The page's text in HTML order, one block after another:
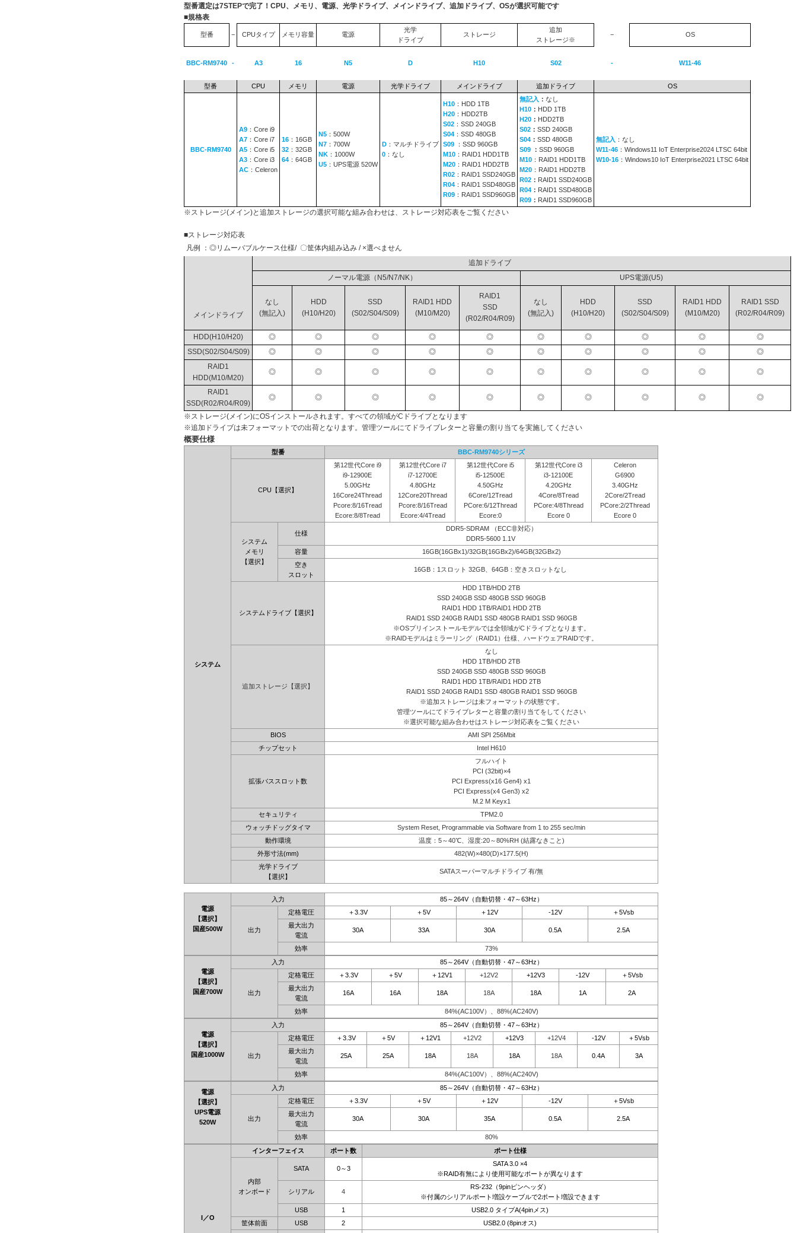
型番選定は7STEPで完了！CPU、メモリ、電源、光学ドライブ、メインドライブ、追加ドライブ、OSが選択可能です
■規格表
型番 − CPUタイプ メモリ容量 電源
光学
ドライブ
ストレージ
追加
ストレージ※
− OS
BBC-RM9740 - A3 16 N5 D H10 S02 - W11-46
型番 CPU メモリ 電源 光学ドライブ メインドライブ 追加ドライブ OS
BBC-RM9740
A9 ：Core i9
A7 ：Core i7
A5 ：Core i5
A3 ：Core i3
AC ：Celeron
16 ：16GB
32 ：32GB
64 ：64GB
N5 ：500W
N7 ：700W
NK ：1000W
U5 ：UPS電源 520W
D ：マルチドライブ
0 ：なし
H10 ：HDD 1TB
H20 ：HDD2TB
S02 ：SSD 240GB
S04 ：SSD 480GB
S09
：SSD 960GB
M10 ：RAID1 HDD1TB
M20 ：RAID1 HDD2TB
R02 ：RAID1 SSD240GB
R04 ：RAID1 SSD480GB
R09 ：RAID1 SSD960GB
無記入 ： なし
H10 ： HDD 1TB
H20 ： HDD2TB
S02 ： SSD 240GB
S04 ： SSD 480GB
S09
： SSD 960GB
M10 ：RAID1 HDD1TB
M20 ：RAID1 HDD2TB
R02 ： RAID1 SSD240GB
R04 ： RAID1 SSD480GB
R09 ： RAID1 SSD960GB
無記入 ：なし
W11-46 ：Windows11 IoT Enterprise2024 LTSC 64bit
W10-16 ：Windows10 IoT Enterprise2021 LTSC 64bit
※ストレージ(メイン)と追加ストレージの選択可能な組み合わせは、ストレージ対応表をご覧ください
■ストレージ対応表
凡例 ：◎リムーバブルケース仕様/ 〇筐体内組み込み / ×選べません
メインドライブ
追加ドライブ
ノーマル電源（N5/N7/NK）
UPS電源(U5)
なし
(無記入)
HDD
(H10/H20)
SSD
(S02/S04/S09)
RAID1 HDD
(M10/M20)
RAID1
SSD
(R02/R04/R09)
なし
(無記入)
HDD
(H10/H20)
SSD
(S02/S04/S09)
RAID1 HDD
(M10/M20)
RAID1 SSD
(R02/R04/R09)
HDD(H10/H20) ◎ ◎ ◎ ◎ ◎ ◎ ◎ ◎ ◎
◎
SSD(S02/S04/S09)
◎ ◎ ◎ ◎ ◎ ◎ ◎ ◎ ◎
◎
RAID1
HDD(M10/M20)
◎ ◎ ◎ ◎ ◎ ◎ ◎ ◎ ◎ ◎
RAID1
SSD(R02/R04/R09)
◎ ◎ ◎ ◎ ◎ ◎ ◎ ◎ ◎ ◎
※ストレージ(メイン)にOSインストールされます。すべての領域がCドライブとなります
※追加ドライブは未フォーマットでの出荷となります。管理ツールにてドライブレターと容量の割り当てを実施してください
概要仕様
システム
型番 BBC-RM9740シリーズ
CPU【選択】
第12世代Core i9
i9-12900E
5.00GHz
16Core24Thread
Pcore:8/16Tread
Ecore:8/8Tread
第12世代Core i7
i7-12700E
4.80GHz
12Core20Thread
Pcore:8/16Tread
Ecore:4/4Tread
第12世代Core i5
i5-12500E
4.50GHz
6Core/12Tread
PCore:6/12Thread
Ecore:0
第12世代Core i3
i3-12100E
4.20GHz
4Core/8Tread
PCore:4/8Thread
Ecore 0
Celeron
G6900
3.40GHz
2Core/2Tread
PCore:2/2Thread
Ecore 0
システム
メモリ
【選択】
仕様
DDR5-SDRAM （ECC非対応）
DDR5-5600 1.1V
容量
16GB(16GBx1)/32GB(16GBx2)/64GB(32GBx2)
空き
スロット
16GB：1スロット 32GB、64GB：空きスロットなし
システムドライブ【選択】
HDD 1TB/HDD 2TB
SSD 240GB SSD 480GB SSD 960GB
RAID1 HDD 1TB/RAID1 HDD 2TB
RAID1 SSD 240GB RAID1 SSD 480GB RAID1 SSD 960GB
※OSプリインストールモデルでは全領域がCドライブとなります。
※RAIDモデルはミラーリング（RAID1）仕様、ハードウェアRAIDです。
追加ストレージ【選択】
なし
HDD 1TB/HDD 2TB
SSD 240GB SSD 480GB SSD 960GB
RAID1 HDD 1TB/RAID1 HDD 2TB
RAID1 SSD 240GB RAID1 SSD 480GB RAID1 SSD 960GB
※追加ストレージは未フォーマットの状態です。
管理ツールにてドライブレターと容量の割り当てをしてください
※選択可能な組み合わせはストレージ対応表をご覧ください
BIOS
AMI SPI 256Mbit
チップセット
Intel H610
拡張バススロット数
フルハイト
PCI (32bit)×4
PCI Express(x16 Gen4) x1
PCI Express(x4 Gen3) x2
M.2 M Keyx1
セキュリティ
TPM2.0
ウォッチドッグタイマ
System Reset, Programmable via Software from 1 to 255 sec/min
動作環境
温度：5～40℃、湿度:20～80%RH (結露なきこと)
外形寸法(mm)
482(W)×480(D)×177.5(H)
光学ドライブ
【選択】
SATAスーパーマルチドライブ 有/無
電源
【選択】
国産500W
入力 85～264V（自動切替・47～63Hz）
出力
定格電圧 ＋3.3V ＋5V ＋12V -12V
＋5Vsb
最大出力
電流
30A 33A 30A 0.5A 2.5A
効率 73%
電源
【選択】
国産700W
入力 85～264V（自動切替・47～63Hz）
出力
定格電圧 ＋3.3V ＋5V ＋12V1 +12V2 +12V3 -12V
＋5Vsb
最大出力
電流
16A 16A 18A 18A 18A 1A 2A
効率 84%(AC100V）、88%(AC240V)
電源
【選択】
国産1000W
入力 85～264V（自動切替・47～63Hz）
出力
定格電圧 ＋3.3V ＋5V ＋12V1 +12V2 +12V3 +12V4 -12V
＋5Vsb
最大出力
電流
25A 25A 18A 18A 18A 18A 0.4A 3A
効率 84%(AC100V）、88%(AC240V)
電源
【選択】
UPS電源
520W
入力 85～264V（自動切替・47～63Hz）
出力
定格電圧 ＋3.3V ＋5V ＋12V -12V
＋5Vsb
最大出力
電流
30A 30A 35A 0.5A 2.5A
効率 80%
I／O
インターフェイス ポート数 ポート仕様
内部
オンボード
SATA 0～3
SATA 3.0 ×4
※RAID有無により使用可能なポートが異なります
シリアル 4
RS-232（9pinピンヘッダ）
※付属のシリアルポート増設ケーブルで2ポート増設できます
USB
1
USB2.0 タイプA(4pinメス)
筐体前面
USB 2
USB2.0 (8pinオス)